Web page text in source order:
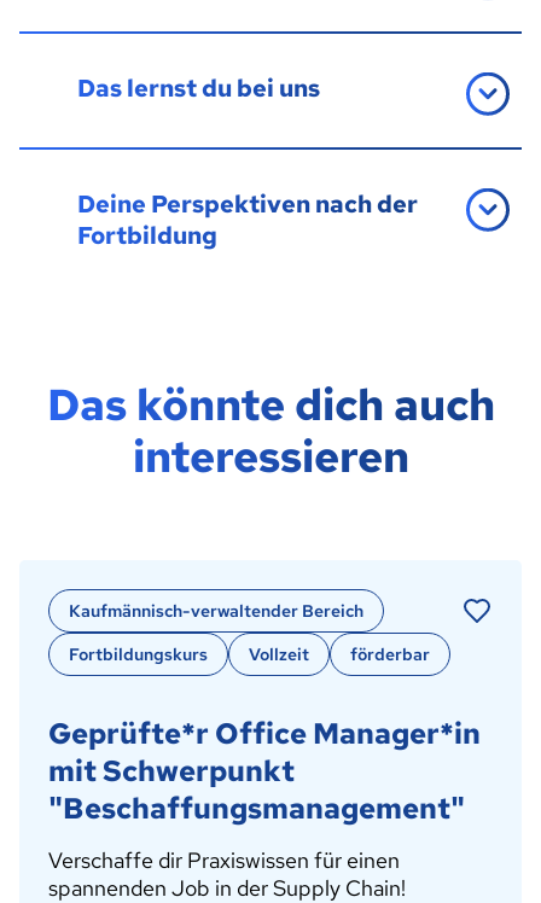
Das lernst du bei uns
Deine Perspektiven nach der
Fortbildung
Das könnte dich auch
interessieren
Kaufmännisch-verwaltender Bereich
Fortbildungskurs
Vollzeit förderbar
Geprüfte*r Office Manager*in
mit Schwerpunkt
"Beschaffungsmanagement"
Verschaffe dir Praxiswissen für einen
spannenden Job in der Supply Chain!